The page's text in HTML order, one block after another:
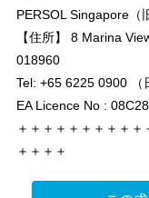
PERSOL Singapore
【住所】 8 Marina
018960
Tel: +65 6225 0900 （
EA Licence No :
＋＋＋＋＋＋＋＋＋
＋＋＋＋